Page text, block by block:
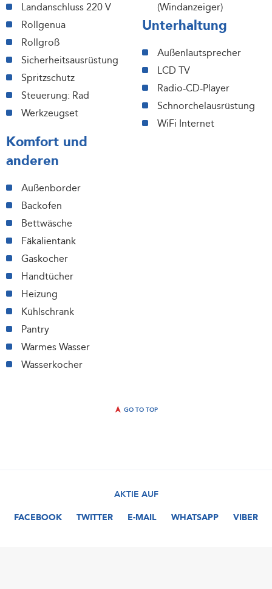
Landanschluss 220 V
Rollgenua
Rollgroß
Sicherheitsausrüstung
Spritzschutz
Steuerung: Rad
Werkzeugset
(Windanzeiger)
Unterhaltung
Außenlautsprecher
LCD TV
Radio-CD-Player
Schnorchelausrüstung
WiFi Internet
Komfort und
anderen
Außenborder
Backofen
Bettwäsche
Fäkalientank
Gaskocher
Handtücher
Heizung
Kühlschrank
Pantry
Warmes Wasser
Wasserkocher
GO TO TOP
AKTIE AUF
FACEBOOK
TWITTER E-MAIL WHATSAPP VIBER